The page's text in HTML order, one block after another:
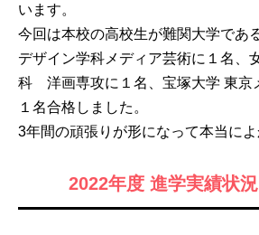
います。
今回は本校の高校生が難関大学であ
デザイン学科メディア芸術に１名、
科 洋画専攻に１名、宝塚大学 東京
１名合格しました。
3年間の頑張りが形になって本当によ
2022年度 進学実績状況